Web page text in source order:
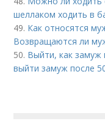
шеллаком ходить в
49. Как относятся
Возвращаются ли
50. Выйти, как замуж
выйти замуж после